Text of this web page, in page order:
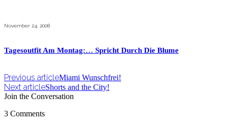
November 24, 2008
Tagesoutfit Am Montag:… Spricht Durch Die Blume
Previous articleMiami Wunschfrei!
Next articleShorts and the City!
Join the Conversation
3 Comments